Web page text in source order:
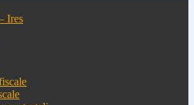
Ires